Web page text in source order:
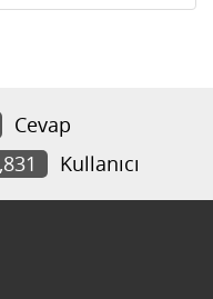
Cevap
Kullanıcı